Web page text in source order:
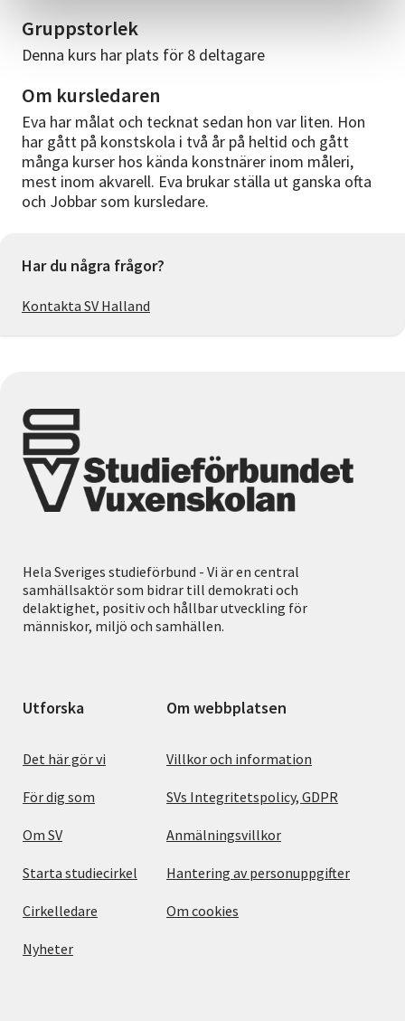
Gruppstorlek
Denna kurs har plats för 8 deltagare
Om kursledaren
Eva har målat och tecknat sedan hon var liten. Hon
har gått på konstskola i två år på heltid och gått
många kurser hos kända konstnärer inom måleri,
mest inom akvarell. Eva brukar ställa ut ganska ofta
och Jobbar som kursledare.
Har du några frågor?
Kontakta SV Halland
Hela Sveriges studieförbund - Vi är en central
samhällsaktör som bidrar till demokrati och
delaktighet, positiv och hållbar utveckling för
människor, miljö och samhällen.
Utforska
Det här gör vi
För dig som
Om SV
Starta studiecirkel
Cirkelledare
Nyheter
Om webbplatsen
Villkor och information
SVs Integritetspolicy, GDPR
Anmälningsvillkor
Hantering av personuppgifter
Om cookies